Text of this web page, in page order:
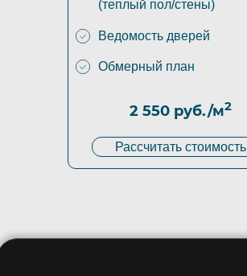
Обмерный план
2 550 руб./м2
Рассчитать стоимость
(теплый пол/стены)
Ведомость дверей